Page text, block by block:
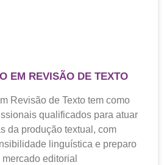
EM REVISÃO DE TEXTO
Revisão de Texto tem como
qualificados para atuar
da produção textual, com
linguística e preparo
editorial